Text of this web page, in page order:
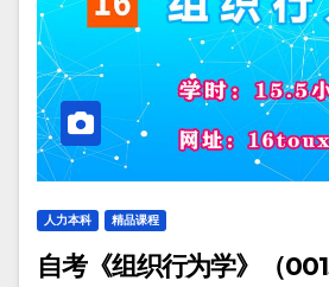
人力本科 精品课程
自考《组织行为学》（